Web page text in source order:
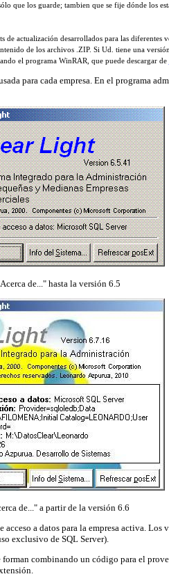
que los guarde; tambien que se fije dónde los
actualización desarrollados para las diferentes
de los archivos .ZIP. Si Ud. tiene una
el programa WinRAR, que puede descargar de
para cada empresa. En el programa
de..." hasta la versión 6.5
de..." a partir de la versión 6.6
a datos para la empresa activa.
exclusivo de SQL Server).
combinando un código para el